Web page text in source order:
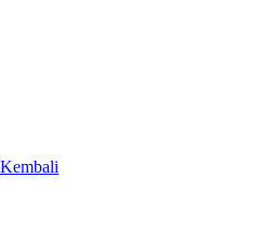
Kembali